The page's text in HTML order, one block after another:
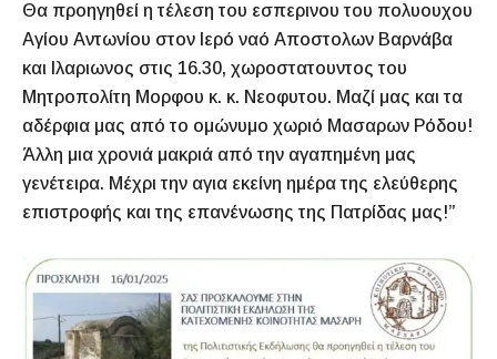
Θα προηγηθεί η τέλεση του εσπερινου του πολυουχου
Αγίου Αντωνίου στον Ιερό ναό Αποστολων Βαρνάβα
και Ιλαριωνος στις 16.30, χωροστατουντος του
Μητροπολίτη Μορφου κ. κ. Νεοφυτου. Μαζί μας και τα
αδέρφια μας από το ομώνυμο χωριό Μασαρων Ρόδου!
Άλλη μια χρονιά μακριά από την αγαπημένη μας
γενέτειρα. Μέχρι την αγια εκείνη ημέρα της ελεύθερης
επιστροφής και της επανένωσης της Πατρίδας μας!”